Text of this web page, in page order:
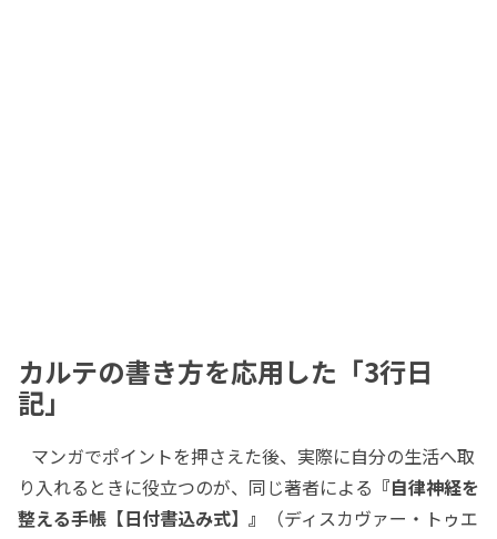
カルテの書き方を応用した「3行日
記」
マンガでポイントを押さえた後、実際に自分の生活へ取
り入れるときに役立つのが、同じ著者による 『自律神経を
整える手帳【日付書込み式】』
（ディスカヴァー・トゥエ